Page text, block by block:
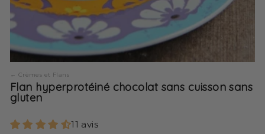
Crèmes et Flans
Flan hyperprotéiné chocolat sans cuisson sans
gluten
11 avis